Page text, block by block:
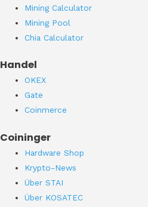
Mining Calculator
Mining Pool
Chia Calculator
Handel
OKEX
Gate
Coinmerce
Coininger
Hardware Shop
Krypto-News
Über STAI
Über KOSATEC